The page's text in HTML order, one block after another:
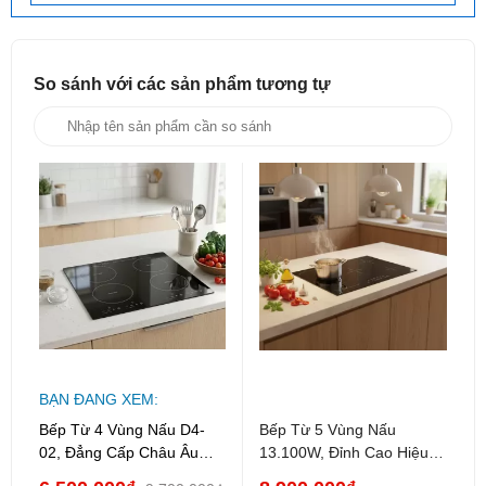
2. Các tính năng nổi bật
Bếp từ D4-02 được trang bị những công nghệ tiên tiến để tối
Mặt kính cường lực dày 7mm:Sử dụng kính tinh thể
đen (Black Tempered Glass) có độ bền cao, chịu nhiệt
tốt và cực kỳ dễ dàng vệ sinh sau khi sử dụng.
Điều khiển cảm ứng LED:Hệ thống bảng điều khiển
cảm ứng (Touch Panel) hiện đại đi kèm màn hình hiển
thị kỹ thuật số, giúp thao tác mượt mà và chính xác.
hiệu suất nấu nướng cao nhưng vẫn tiết kiệm điện năng
tiêu thụ, giảm chi phí hóa đơn hàng tháng và thân thiện
với môi trường.
So sánh với các sản phẩm tương tự
BẠN ĐANG XEM:
Bếp Từ 4 Vùng Nấu D4-
02, Đẳng Cấp Châu Âu
Bếp Từ 5 Vùng Nấu
13.100W, Đỉnh Cao Hiệu